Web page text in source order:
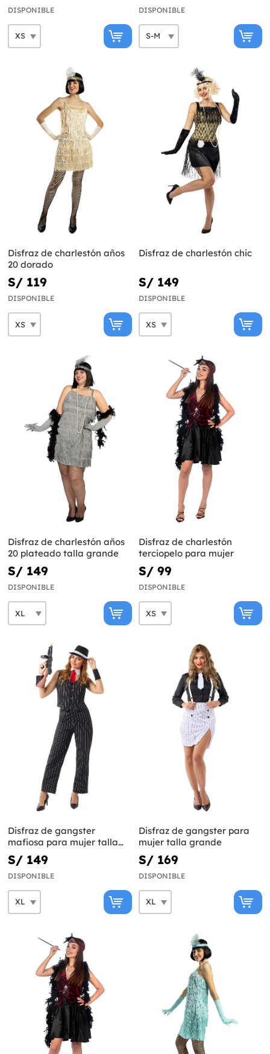
DISPONIBLE DISPONIBLE
Disfraz de charlestón años
20 dorado
S/ 119
DISPONIBLE
Disfraz de charlestón chic
S/ 149
DISPONIBLE
Disfraz de charlestón años
20 plateado talla grande
S/ 149
DISPONIBLE
Disfraz de charlestón
terciopelo para mujer
S/ 99
DISPONIBLE
Disfraz de gangster
mafiosa para mujer talla
grande
S/ 149
DISPONIBLE
Disfraz de gangster para
mujer talla grande
S/ 169
DISPONIBLE